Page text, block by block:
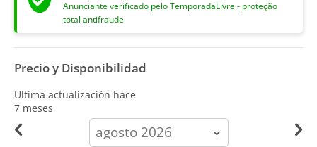
Anunciante verificado pelo TemporadaLivre - proteção
total antifraude
Precio y Disponibilidad
Ultima actualización hace
7 meses
calendar-
month